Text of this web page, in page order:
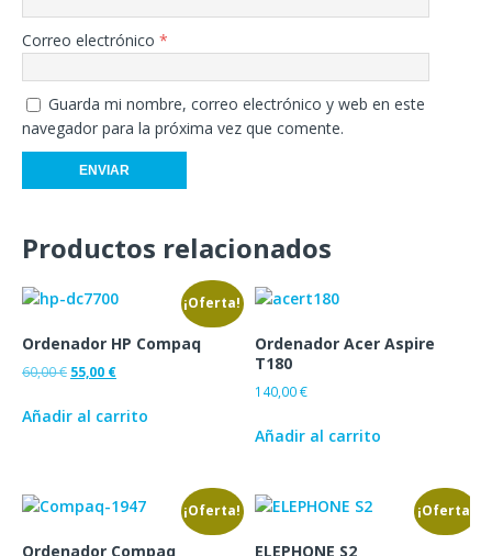
Correo electrónico *
Guarda mi nombre, correo electrónico y web en este
navegador para la próxima vez que comente.
Productos relacionados
¡Oferta!
Ordenador HP Compaq
60,00€ 55,00 €
Añadir al carrito
Ordenador Acer Aspire
T180
140,00€
Añadir al carrito
¡Oferta!
Ordenador Compaq
¡Oferta!
ELEPHONE S2